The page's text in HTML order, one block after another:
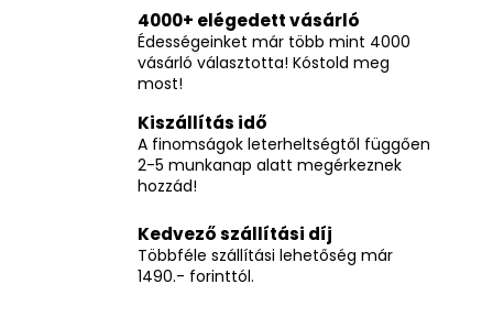
4000+ elégedett vásárló
Édességeinket már több mint 4000
vásárló választotta! Kóstold meg
most!
Kiszállítás idő
A finomságok leterheltségtől függően
2-5 munkanap alatt megérkeznek
hozzád!
Kedvező szállítási díj
Többféle szállítási lehetőség már
1490.- forinttól.